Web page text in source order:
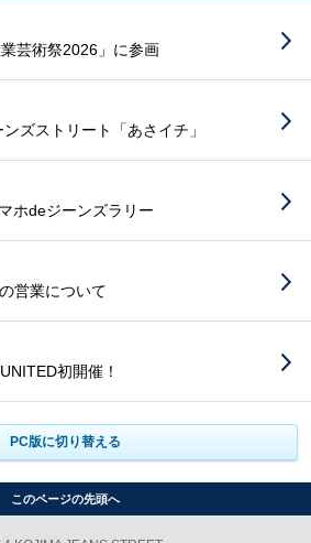
芸術祭2026」に参画
ズストリート「あさイチ」
ホdeジーンズラリー
営業について
初開催！
PC版に切り替える
このページの先頭へ